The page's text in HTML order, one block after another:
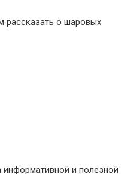
рассказать о шаровых
и полезной